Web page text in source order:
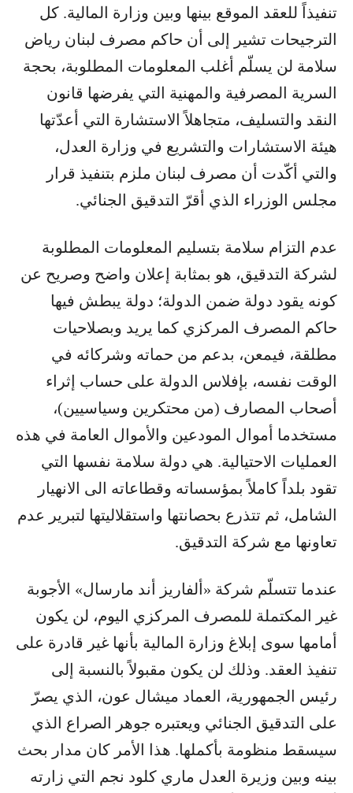
تنفيذاً للعقد الموقع بينها وبين وزارة المالية. كل
الترجيحات تشير إلى أن حاكم مصرف لبنان رياض
سلامة لن يسلّم أغلب المعلومات المطلوبة، بحجة
السرية المصرفية والمهنية التي يفرضها قانون
النقد والتسليف، متجاهلاً الاستشارة التي أعدّتها
هيئة الاستشارات والتشريع في وزارة العدل،
والتي أكّدت أن مصرف لبنان ملزم بتنفيذ قرار
مجلس الوزراء الذي أقرّ التدقيق الجنائي.
عدم التزام سلامة بتسليم المعلومات المطلوبة
لشركة التدقيق، هو بمثابة إعلان واضح وصريح عن
كونه يقود دولة ضمن الدولة؛ دولة يبطش فيها
حاكم المصرف المركزي كما يريد وبصلاحيات
مطلقة، فيمعن، بدعم من حماته وشركائه في
الوقت نفسه، بإفلاس الدولة على حساب إثراء
أصحاب المصارف (من محتكرين وسياسيين)،
مستخدما أموال المودعين والأموال العامة في هذه
العمليات الاحتيالية. هي دولة سلامة نفسها التي
تقود بلداً كاملاً بمؤسساته وقطاعاته الى الانهيار
الشامل، ثم تتذرع بحصانتها واستقلاليتها لتبرير عدم
تعاونها مع شركة التدقيق.
عندما تتسلّم شركة «ألفاريز أند مارسال» الأجوبة
غير المكتملة للمصرف المركزي اليوم، لن يكون
أمامها سوى إبلاغ وزارة المالية بأنها غير قادرة على
تنفيذ العقد. وذلك لن يكون مقبولاً بالنسبة إلى
رئيس الجمهورية، العماد ميشال عون، الذي يصرّ
على التدقيق الجنائي ويعتبره جوهر الصراع الذي
سيسقط منظومة بأكملها. هذا الأمر كان مدار بحث
بينه وبين وزيرة العدل ماري كلود نجم التي زارته